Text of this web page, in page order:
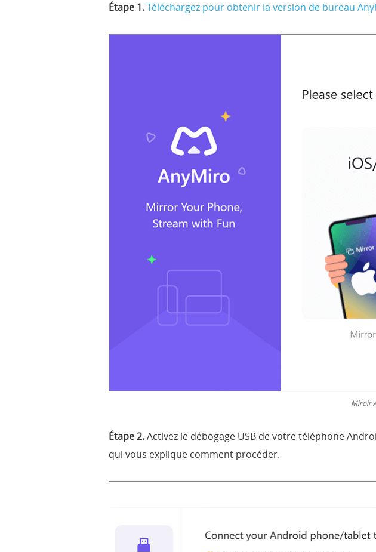
Étape 1.Téléchargez pour obtenir la version de bureau
Miroir
Étape 2.Activez le débogage USB de votre téléphone
qui vous explique comment procéder.